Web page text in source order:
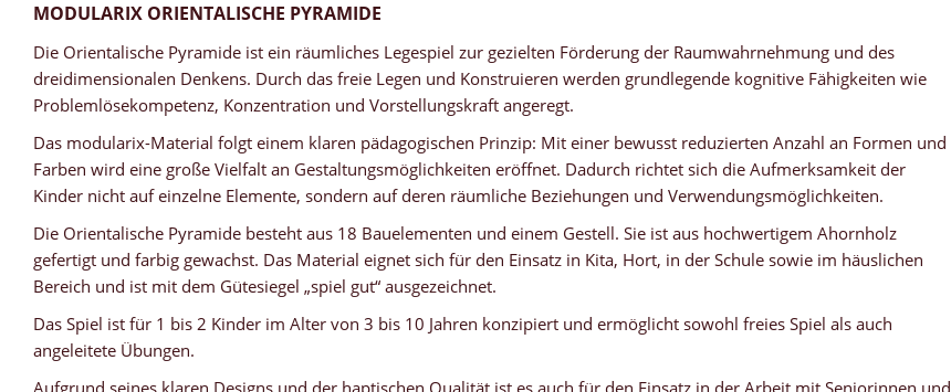
MODULARIX ORIENTALISCHE PYRAMIDE
Die Orientalische Pyramide ist ein räumliches Legespiel zur gezielten Förderung der Raumwahrnehmung und des
dreidimensionalen Denkens. Durch das freie Legen und Konstruieren werden grundlegende kognitive Fähigkeiten wie
Problemlösekompetenz, Konzentration und Vorstellungskraft angeregt.
Das modularix-Material folgt einem klaren pädagogischen Prinzip: Mit einer bewusst reduzierten Anzahl an Formen und
Farben wird eine große Vielfalt an Gestaltungsmöglichkeiten eröffnet. Dadurch richtet sich die Aufmerksamkeit der
Kinder nicht auf einzelne Elemente, sondern auf deren räumliche Beziehungen und Verwendungsmöglichkeiten.
Die Orientalische Pyramide besteht aus 18 Bauelementen und einem Gestell. Sie ist aus hochwertigem Ahornholz
gefertigt und farbig gewachst. Das Material eignet sich für den Einsatz in Kita, Hort, in der Schule sowie im häuslichen
Bereich und ist mit dem Gütesiegel „spiel gut“ ausgezeichnet.
Das Spiel ist für 1 bis 2 Kinder im Alter von 3 bis 10 Jahren konzipiert und ermöglicht sowohl freies Spiel als auch
angeleitete Übungen.